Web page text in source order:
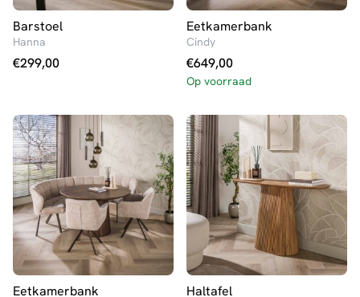
Barstoel
Hanna
€299,00
Eetkamerbank
Cindy
€649,00
Op voorraad
Eetkamerbank Haltafel